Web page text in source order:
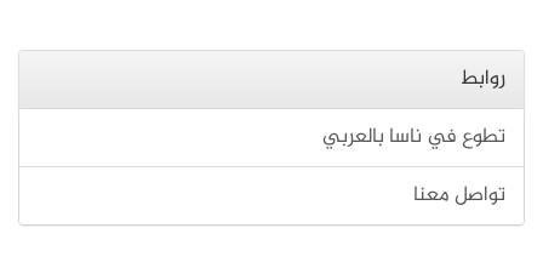
روابط
تطوع في ناسا بالعربي
تواصل معنا